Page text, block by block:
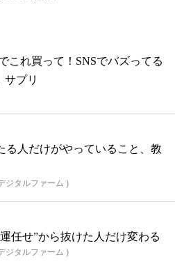
でこれ買って！SNSでバズってる
サプリ
る人だけがやっていること、教
ジタルファーム )
任せ”から抜けた人だけ変わる
ジタルファーム )